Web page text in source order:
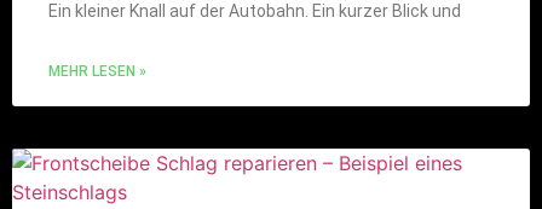
Ein kleiner Knall auf der Autobahn. Ein kurzer Blick und
MEHR LESEN »